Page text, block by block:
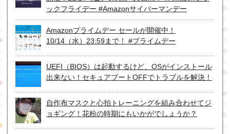
ックフライデー #Amazonサイバーマンデー
Amazonプライムデー セールが開催中！
10/14（水）23:59まで！ #プライムデー
UEFI（BIOS）は起動するけど、OSがインストール
出来ない！セキュアブートOFFでトラブルを解決！
自作布マスクと心拍トレーニングを組み合わせてジ
ョギング！花粉の時期にもいかがでしょうか？